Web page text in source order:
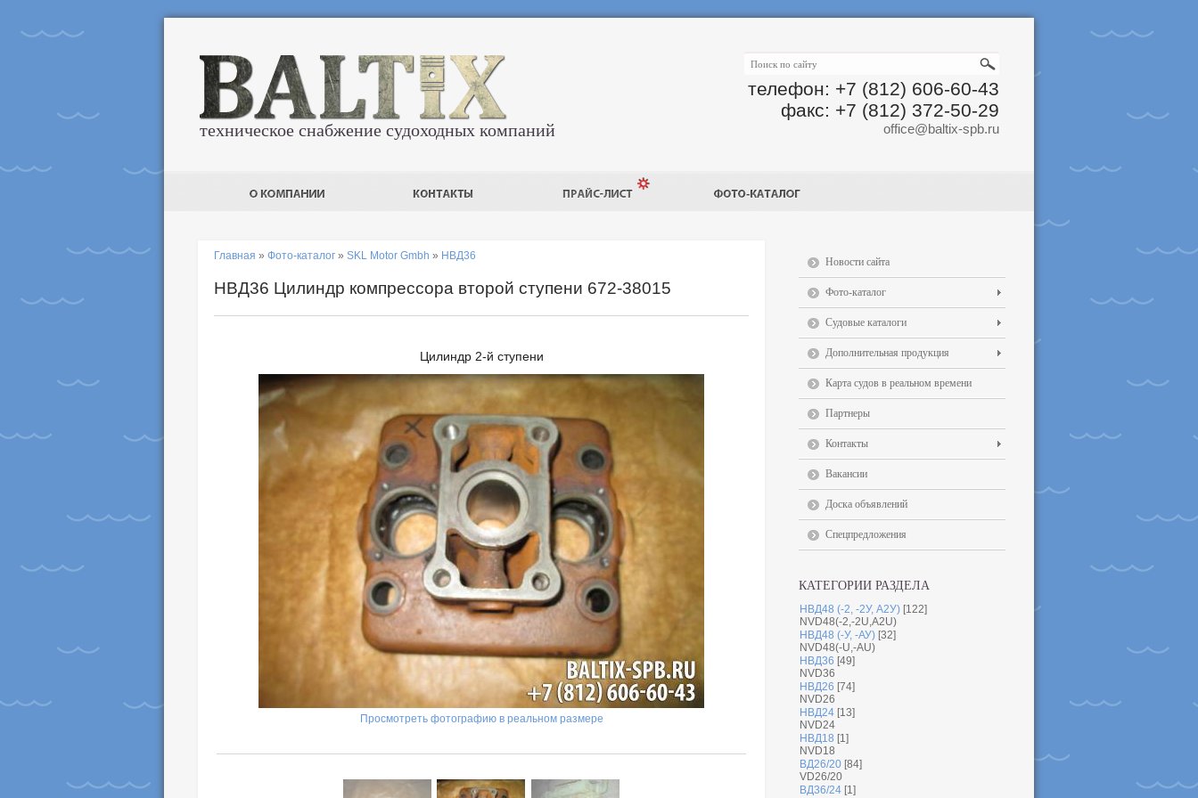
телефон: +7 (812) 606-60-43
факс: +7 (812) 372-50-29
office@baltix-spb.ru
техническое снабжение судоходных компаний
Главная » Фото-каталог » SKL Motor Gmbh » НВД36
НВД36 Цилиндр компрессора второй ступени 672-38015
Цилиндр 2-й ступени
Просмотреть фотографию в реальном размере
Новости сайта
Фото-каталог
Судовые каталоги
Дополнительная продукция
Карта судов в реальном времени
Партнеры
Контакты
Вакансии
Доска объявлений
Спецпредложения
КАТЕГОРИИ РАЗДЕЛА
НВД48 (-2, -2У, А2У) [122]
NVD48(-2,-2U,A2U)
НВД48 (-У, -АУ) [32]
NVD48(-U,-AU)
НВД36 [49]
NVD36
НВД26 [74]
NVD26
НВД24 [13]
NVD24
НВД18 [1]
NVD18
ВД26/20 [84]
VD26/20
ВД36/24 [1]